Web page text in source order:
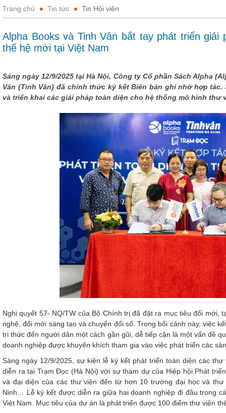
Trang chủ Tin tức Tin Hội viên
Alpha Books và Tinh Vân bắt tay phát triển
thế hệ mới tại Việt Nam
Sáng ngày 12/9/2025 tại Hà Nội, Công ty Cổ phần Sách Alpha
Vân (Tinh Vân) đã chính thức ký kết Biên bản ghi nhớ hợp
và triển khai các giải pháp toàn diện cho hệ thống mô hình thư
Nghị quyết 57- NQ/TW của Bộ Chính trị đã đặt ra mục tiêu đổi mới,
nghệ, đổi mới sáng tạo và chuyển đổi số. Trong bối cảnh này, việc
tri thức đến người dân một cách gần gũi, dễ tiếp cận là một vấn đề
doanh nghiệp được khuyến khích tham gia vào việc phát triển các
Sáng ngày 12/9/2025, sự kiện lễ ký kết phát triển toàn diện các
diễn ra tại Trạm Đọc (Hà Nội) với sự tham dự của Hiệp hội Phát
và đại diện của các thư viện đến từ hơn 10 trường đại học và
Ninh… Lễ ký kết được diễn ra giữa hai doanh nghiệp đi đầu trong
Việt Nam. Mục tiêu của dự án là phát triển được 100 điểm thư viện